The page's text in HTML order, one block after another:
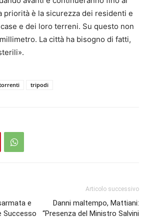
priorità è la sicurezza dei residenti e
e dei loro terreni. Su questo non
La città ha bisogno di fatti,
tripodi
e
Successo
Articolo successivo
Danni maltempo, Mattiani:
“Presenza del Ministro Salvini